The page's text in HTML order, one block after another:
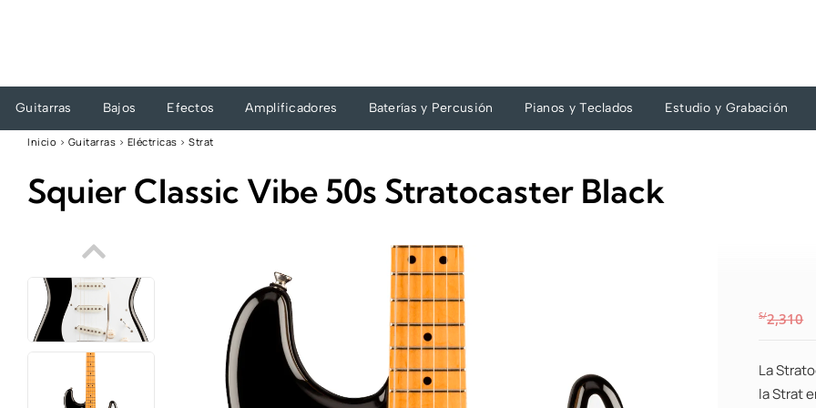
Guitarras Bajos Efectos Amplificadores Baterías y Percusión Pianos y Teclados Estudio y Grabación
Inicio › Guitarras › Eléctricas › Strat
Squier Classic Vibe 50s Stratocaster Black
S/2,310
La
la Strat